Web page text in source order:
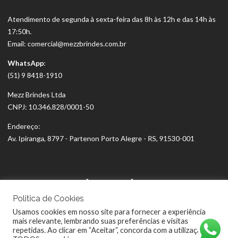
Atendimento de segunda à sexta-feira das 8h às 12h e das 14h às
17:50h.
Email: comercial@mezzbrindes.com.br
WhatsApp:
(51) 9 8418-1910
Mezz Brindes Ltda
CNPJ: 10.346.828/0001-50
Endereço:
Av. Ipiranga, 8797 - Partenon Porto Alegre - RS, 91530-001
Politica de Cookies
Usamos cookies em nosso site para fornecer a experiência
mais relevante, lembrando suas preferências e visitas
repetidas. Ao clicar em “Aceitar”, concorda com a utilização de